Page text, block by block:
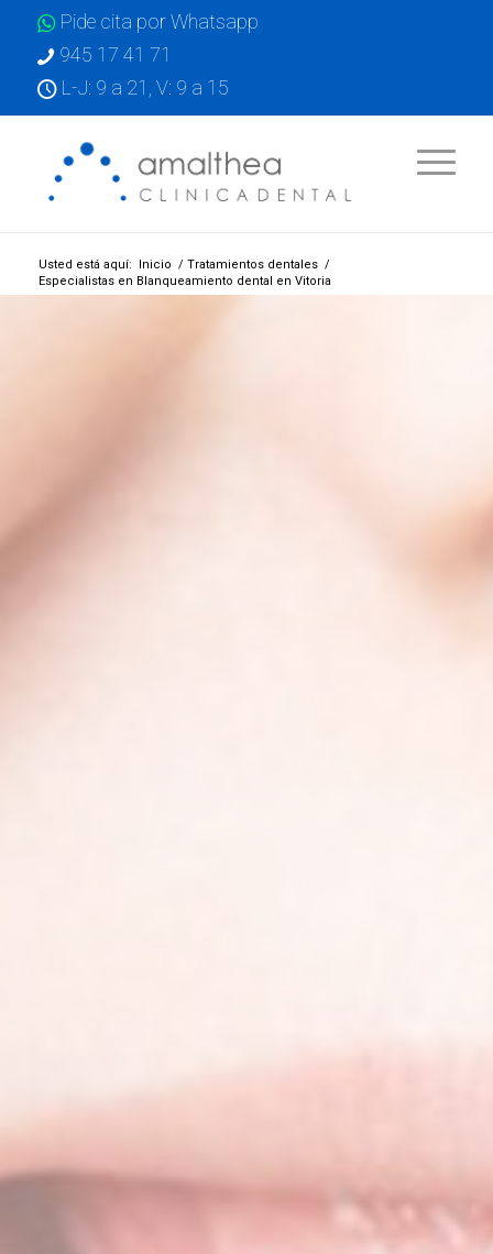
Pide cita por Whatsapp
945 17 41 71
L-J: 9 a 21, V: 9 a 15
Usted está aquí: Inicio / Tratamientos dentales /
Especialistas en Blanqueamiento dental en Vitoria